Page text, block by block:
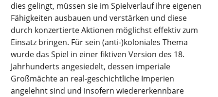
dies gelingt, müssen sie im Spielverlauf ihre eigenen
Fähigkeiten ausbauen und verstärken und diese
durch konzertierte Aktionen möglichst effektiv zum
Einsatz bringen. Für sein (anti-)koloniales Thema
wurde das Spiel in einer fiktiven Version des 18.
Jahrhunderts angesiedelt, dessen imperiale
Großmächte an real-geschichtliche Imperien
angelehnt sind und insofern wiedererkennbare